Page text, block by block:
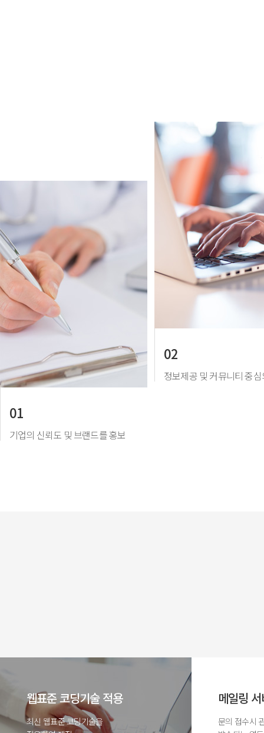
01
기업의 신뢰도 및 브랜드를 홍보
02
정보제공 및 커뮤니티 중
웹표준 코딩기술 적용
최신 웹표준 코딩기술을
메일링
문의 접수시